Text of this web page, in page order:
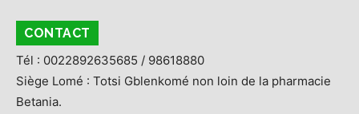
CONTACT
Tél : 0022892635685 / 98618880
Siège Lomé : Totsi Gblenkomé non loin de la pharmacie
Betania.